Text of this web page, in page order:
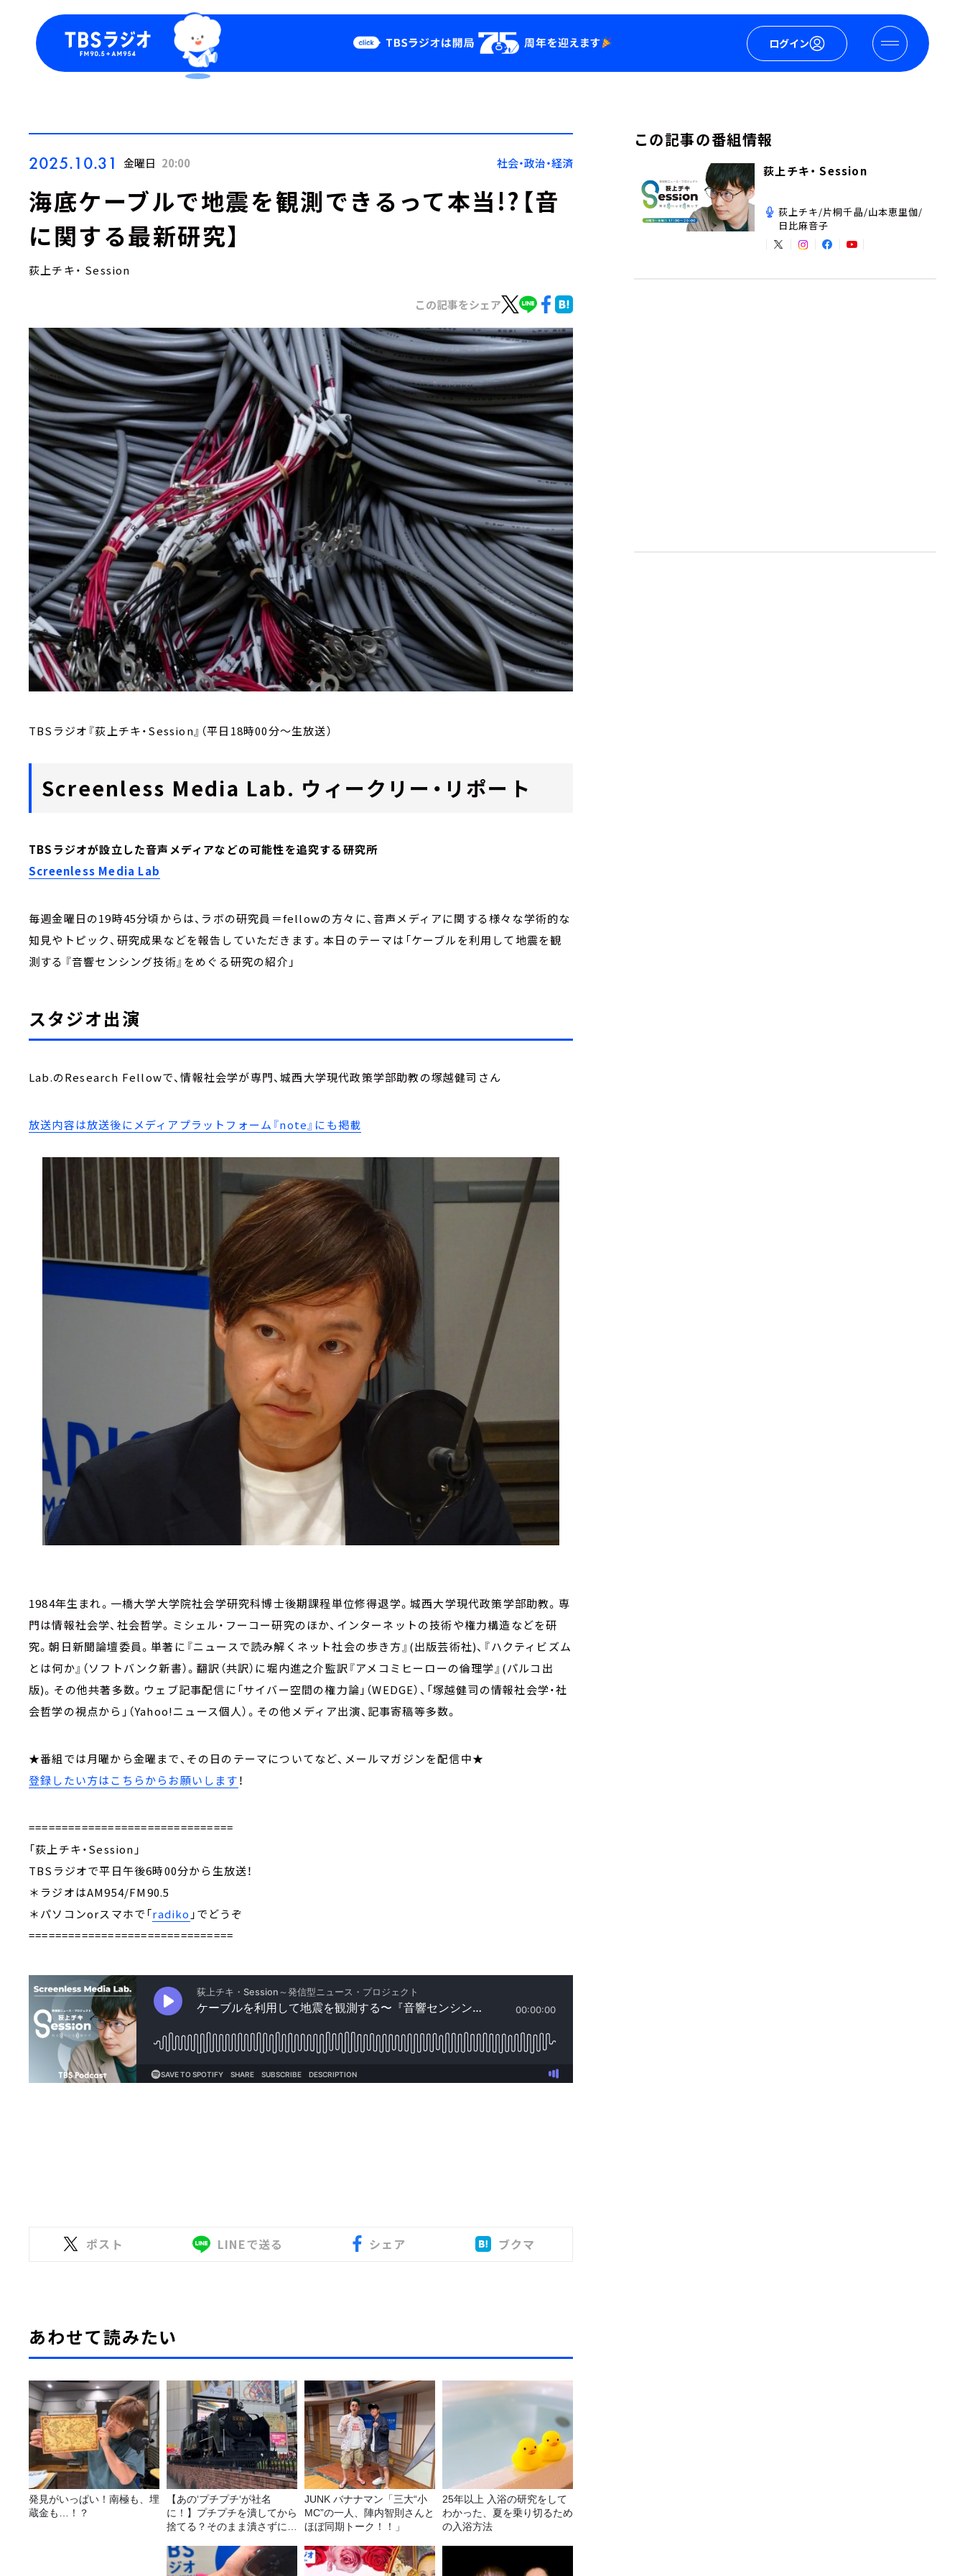
ログイン
Podcast
YouTube
会社情報
2025.10.31 金曜日 20:00 社会・政治・経済
海底ケーブルで地震を観測できるって本当!?【音
に関する最新研究】
荻上チキ・ Session
この記事をシェア
TBSラジオ『荻上チキ・Session』（平日18時00分～生放送）
Screenless Media Lab. ウィークリー・リポート
TBSラジオが設立した音声メディアなどの可能性を追究する研究所
Screenless Media Lab
毎週金曜日の19時45分頃からは、ラボの研究員＝fellowの方々に、音声メディアに関する様々な学術的な
知見やトピック、研究成果などを報告していただきます。本日のテーマは「ケーブルを利用して地震を観
測する――『音響センシング技術』をめぐる研究の紹介」
スタジオ出演
Lab.のResearch Fellowで、情報社会学が専門、城西大学現代政策学部助教の塚越健司さん
放送内容は放送後にメディアプラットフォーム『note』にも掲載
1984年生まれ。一橋大学大学院社会学研究科博士後期課程単位修得退学。城西大学現代政策学部助教。専
門は情報社会学、社会哲学。ミシェル・フーコー研究のほか、インターネットの技術や権力構造などを研
究。朝日新聞論壇委員。単著に『ニュースで読み解くネット社会の歩き方』(出版芸術社)、『ハクティビズム
とは何か』（ソフトバンク新書）。翻訳（共訳）に堀内進之介監訳『アメコミヒーローの倫理学』(パルコ出
版)。その他共著多数。ウェブ記事配信に「サイバー空間の権力論」（WEDGE）、「塚越健司の情報社会学・社
会哲学の視点から」（Yahoo!ニュース個人）。その他メディア出演、記事寄稿等多数。
★番組では月曜から金曜まで、その日のテーマについてなど、メールマガジンを配信中★
登録したい方はこちらからお願いします！
===============================
「荻上チキ・Session」
TBSラジオで平日午後6時00分から生放送！
＊ラジオはAM954/FM90.5
＊パソコンorスマホで「radiko 」でどうぞ
===============================
ポスト LINEで送る シェア ブクマ
あわせて読みたい
発見がいっぱい！南極も、埋
蔵金も…！？
【あの‘プチプチ‘が社名
に！】プチプチを潰してから
捨てる？そのまま潰さずに捨
JUNK バナナマン「三大“小
MC”の一人、陣内智則さんと
ほぼ同期トーク！！」
25年以上 入浴の研究をして
わかった、夏を乗り切るため
の入浴方法
この記事の番組情報
荻上チキ・ Session
荻上チキ/片桐千晶/山本恵里伽/
日比麻音子